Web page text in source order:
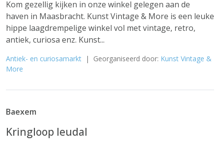
Kom gezellig kijken in onze winkel gelegen aan de
haven in Maasbracht. Kunst Vintage & More is een leuke
hippe laagdrempelige winkel vol met vintage, retro,
antiek, curiosa enz. Kunst...
Antiek- en curiosamarkt | Georganiseerd door: Kunst Vintage &
More
Baexem
Kringloop leudal